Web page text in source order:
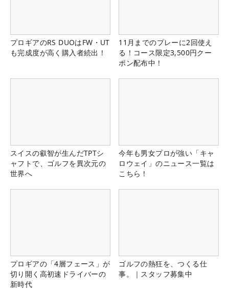
プロギアのRS DUOはFW・UT
も完成度が高く購入者続出！
11月までのプレーに2回使え
る！コース限定3,500円クー
ポン配布中！
スイスの叡智が生んだTPTシ
ャフトで、ゴルフを異次元の
世界へ
今年も男女プロが強い「キャ
ロウェイ」のニュース一覧は
こちら！
プロギアの「4層フェース」が
切り開く高初速ドライバーの
新時代
ゴルフの熱狂を、つくる仕
事。｜スタッフ募集中